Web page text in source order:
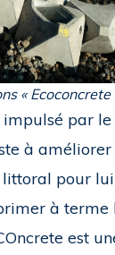
«
par le
à
pour
à terme
est